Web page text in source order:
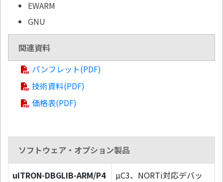
EWARM
GNU
関連資料
パンフレット(PDF)
技術資料(PDF)
価格表(PDF)
ソフトウェア・オプション製品
uITRON-DBGLIB-ARM/P4
µC3、NORTi対応デバッ